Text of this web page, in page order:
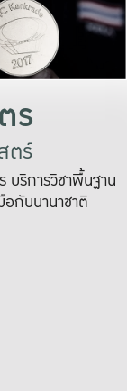
เปลี่ยนแปลง แล
เพื่อทำง
ระบบสารสนเทศ
ร
ตร์
ริการวิชาพื้นฐาน
อกับนานาชาติ